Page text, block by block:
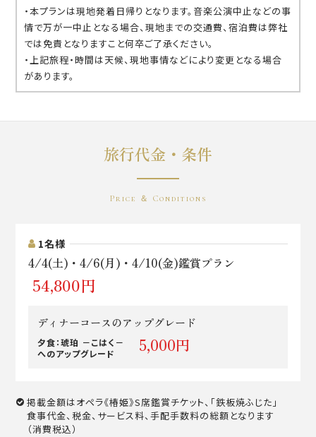
・本プランは現地発着日帰りとなります。音楽公演中止などの事
情で万が一中止となる場合、現地までの交通費、宿泊費は弊社
では免責となりますこと何卒ご了承ください。
・上記旅程・時間は天候、現地事情などにより変更となる場合
があります。
旅行代金・条件
Price ＆ Conditions
1名様
4/4(土)・4/6(月)・4/10(金)鑑賞プラン
54,800円
ディナーコースのアップグレード
夕食：琥珀 －こはく－
へのアップグレード
5,000円
掲載金額はオペラ《椿姫》S席鑑賞チケット、「鉄板焼ふじた」
食事代金、税金、サービス料、手配手数料の総額となります
（消費税込）